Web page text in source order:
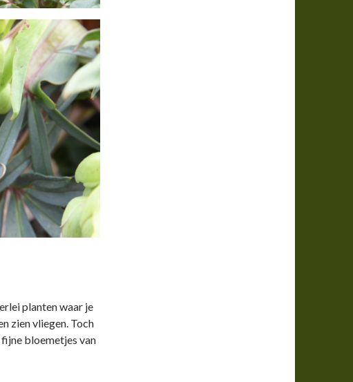
planten waar je
zien vliegen. Toch
bloemetjes van